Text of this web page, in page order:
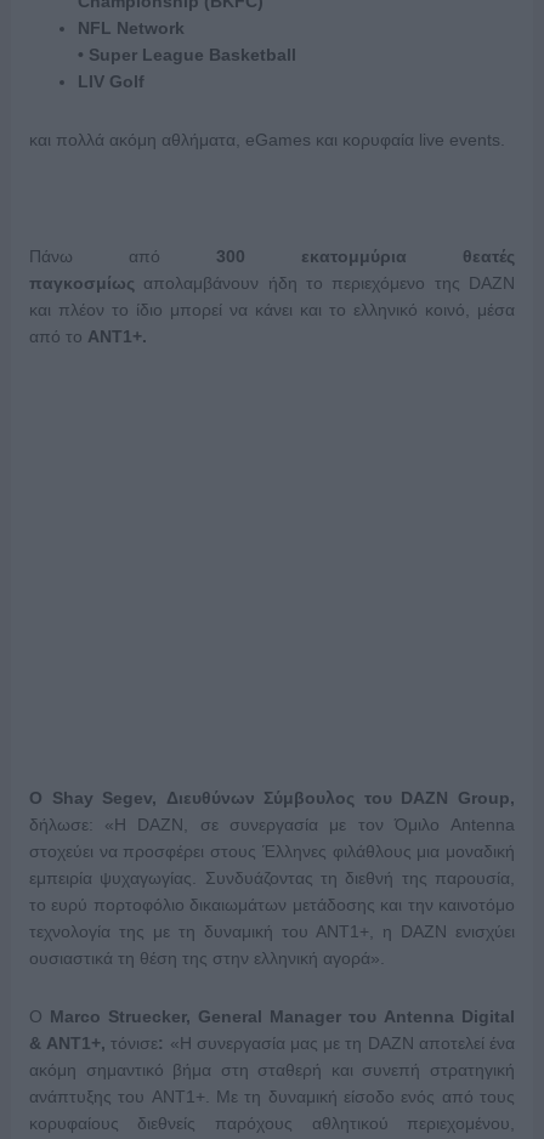
NFL Network
• Super League Basketball
LIV Golf
και πολλά ακόμη αθλήματα, eGames και κορυφαία live events.
Πάνω από 300 εκατομμύρια θεατές
παγκοσμίως απολαμβάνουν ήδη το περιεχόμενο της DAZN
και πλέον το ίδιο μπορεί να κάνει και το ελληνικό κοινό, μέσα
από το ANT1+.
Ο Shay Segev, Διευθύνων Σύμβουλος του DAZN Group,
δήλωσε: «Η DAZN, σε συνεργασία με τον Όμιλο Antenna
στοχεύει να προσφέρει στους Έλληνες φιλάθλους μια μοναδική
εμπειρία ψυχαγωγίας. Συνδυάζοντας τη διεθνή της παρουσία,
το ευρύ πορτοφόλιο δικαιωμάτων μετάδοσης και την καινοτόμο
τεχνολογία της με τη δυναμική του ΑΝΤ1+, η DAZN ενισχύει
ουσιαστικά τη θέση της στην ελληνική αγορά».
Ο Marco Struecker, General Manager του Antenna Digital
& ANT1+,τόνισε: «Η συνεργασία μας με τη DAZN αποτελεί ένα
ακόμη σημαντικό βήμα στη σταθερή και συνεπή στρατηγική
ανάπτυξης του ANT1+. Με τη δυναμική είσοδο ενός από τους
κορυφαίους διεθνείς παρόχους αθλητικού περιεχομένου,